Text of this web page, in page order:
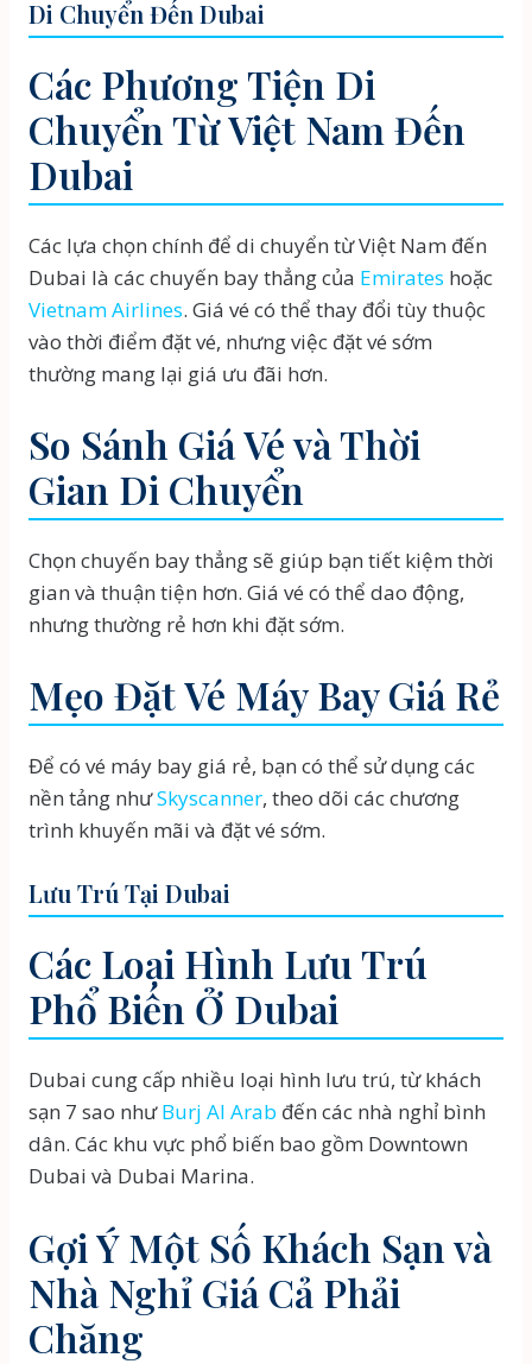
Di Chuyển Đến Dubai
Các Phương Tiện Di
Chuyển Từ Việt Nam Đến
Dubai
Các lựa chọn chính để di chuyển từ Việt Nam đến
Dubai là các chuyến bay thẳng của Emirates hoặc
Vietnam Airlines. Giá vé có thể thay đổi tùy thuộc
vào thời điểm đặt vé, nhưng việc đặt vé sớm
thường mang lại giá ưu đãi hơn.
So Sánh Giá Vé và Thời
Gian Di Chuyển
Chọn chuyến bay thẳng sẽ giúp bạn tiết kiệm thời
gian và thuận tiện hơn. Giá vé có thể dao động,
nhưng thường rẻ hơn khi đặt sớm.
Mẹo Đặt Vé Máy Bay Giá Rẻ
Để có vé máy bay giá rẻ, bạn có thể sử dụng các
nền tảng nhưSkyscanner, theo dõi các chương
trình khuyến mãi và đặt vé sớm.
Lưu Trú Tại Dubai
Các Loại Hình Lưu Trú
Phổ Biến Ở Dubai
Dubai cung cấp nhiều loại hình lưu trú, từ khách
sạn 7 sao nhưBurj Al Arab đến các nhà nghỉ bình
dân. Các khu vực phổ biến bao gồm Downtown
Dubai và Dubai Marina.
Gợi Ý Một Số Khách Sạn và
Nhà Nghỉ Giá Cả Phải
Chăng